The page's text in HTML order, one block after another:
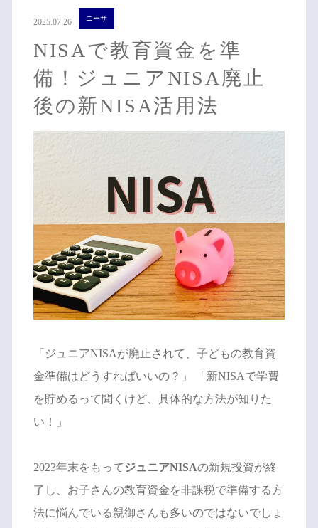
2025.07.26 ニーサ
NISAで教育資金を準
備！ジュニアNISA廃止
後の新NISA活用法
「ジュニアNISAが廃止されて、子どもの教育資
金準備はどうすればいいの？」 「新NISAで学費
を貯めるって聞くけど、具体的な方法が知りた
い！」
2023年末をもって ジュニアNISAの新規投資が終
了し、お子さんの教育資金を非課税で準備する方
法に悩んでいる親御さんも多いのではないでしょ